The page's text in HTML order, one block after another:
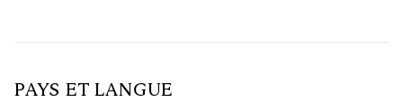
PAYS ET LANGUE